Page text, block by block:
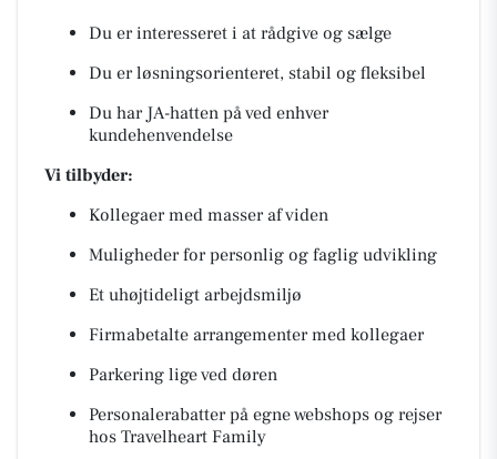
Du er interesseret i at rådgive og sælge
Du er løsningsorienteret, stabil og fleksibel
Du har JA-hatten på ved enhver
kundehenvendelse
Vi tilbyder:
Kollegaer med masser af viden
Muligheder for personlig og faglig udvikling
Et uhøjtideligt arbejdsmiljø
Firmabetalte arrangementer med kollegaer
Parkering lige ved døren
Personalerabatter på egne webshops og rejser
hos Travelheart Family